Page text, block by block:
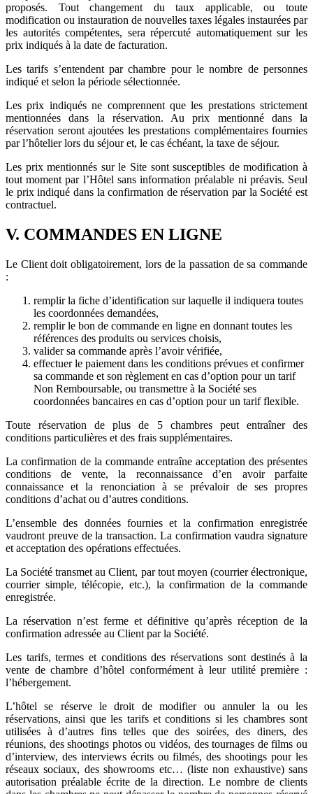
proposés. Tout changement du taux applicable, ou toute
modification ou instauration de nouvelles taxes légales instaurées par
les autorités compétentes, sera répercuté automatiquement sur les
prix indiqués à la date de facturation.
Les tarifs s’entendent par chambre pour le nombre de personnes
indiqué et selon la période sélectionnée.
Les prix indiqués ne comprennent que les prestations strictement
mentionnées dans la réservation. Au prix mentionné dans la
réservation seront ajoutées les prestations complémentaires fournies
par l’hôtelier lors du séjour et, le cas échéant, la taxe de séjour.
Les prix mentionnés sur le Site sont susceptibles de modification à
tout moment par l’Hôtel sans information préalable ni préavis. Seul
le prix indiqué dans la confirmation de réservation par la Société est
contractuel.
V. COMMANDES EN LIGNE
Le Client doit obligatoirement, lors de la passation de sa commande
:
remplir la fiche d’identification sur laquelle il indiquera toutes
les coordonnées demandées,
remplir le bon de commande en ligne en donnant toutes les
références des produits ou services choisis,
valider sa commande après l’avoir vérifiée,
effectuer le paiement dans les conditions prévues et confirmer
sa commande et son règlement en cas d’option pour un tarif
Non Remboursable, ou transmettre à la Société ses
coordonnées bancaires en cas d’option pour un tarif flexible.
Toute réservation de plus de 5 chambres peut entraîner des
conditions particulières et des frais supplémentaires.
La confirmation de la commande entraîne acceptation des présentes
conditions de vente, la reconnaissance d’en avoir parfaite
connaissance et la renonciation à se prévaloir de ses propres
conditions d’achat ou d’autres conditions.
L’ensemble des données fournies et la confirmation enregistrée
vaudront preuve de la transaction. La confirmation vaudra signature
et acceptation des opérations effectuées.
La Société transmet au Client, par tout moyen (courrier électronique,
courrier simple, télécopie, etc.), la confirmation de la commande
enregistrée.
La réservation n’est ferme et définitive qu’après réception de la
confirmation adressée au Client par la Société.
Les tarifs, termes et conditions des réservations sont destinés à la
vente de chambre d’hôtel conformément à leur utilité première :
l’hébergement.
L’hôtel se réserve le droit de modifier ou annuler la ou les
réservations, ainsi que les tarifs et conditions si les chambres sont
utilisées à d’autres fins telles que des soirées, des diners, des
réunions, des shootings photos ou vidéos, des tournages de films ou
d’interview, des interviews écrits ou filmés, des shootings pour les
réseaux sociaux, des showrooms etc… (liste non exhaustive) sans
autorisation préalable écrite de la direction. Le nombre de clients